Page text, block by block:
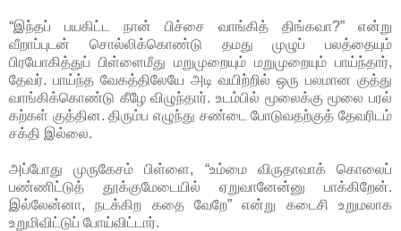
“இந்தப் பயகிட்ட நான் பிச்சை வாங்கித் திங்கவா?” என்று
வீறாப்புடன் சொல்லிக்கொண்டு தமது முழுப் பலத்தையும்
பிரயோகித்துப் பிள்ளைமீது மறுமுறையும் மறுமுறையும் பாய்ந்தார்,
தேவர். பாய்ந்த வேகத்திலேயே அடி வயிற்றில் ஒரு பலமான குத்து
வாங்கிக்கொண்டு கீழே விழுந்தார். உடம்பில் மூலைக்கு மூலை பரல்
கற்கள் குத்தின. திரும்ப எழுந்து சண்டை போடுவதற்குத் தேவரிடம்
சக்தி இல்லை.
அப்போது முருகேசம் பிள்ளை, “உம்மை விருதாவாக் கொலைப்
பண்ணிட்டுத் தூக்குமேடையில் ஏறுவானேன்னு பாக்கிறேன்.
இல்லேன்னா, நடக்கிற கதை வேறே” என்று கடைசி உறுமலாக
உறுமிவிட்டுப் போய்விட்டார்.